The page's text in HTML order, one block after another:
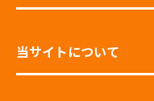
当サイトについて